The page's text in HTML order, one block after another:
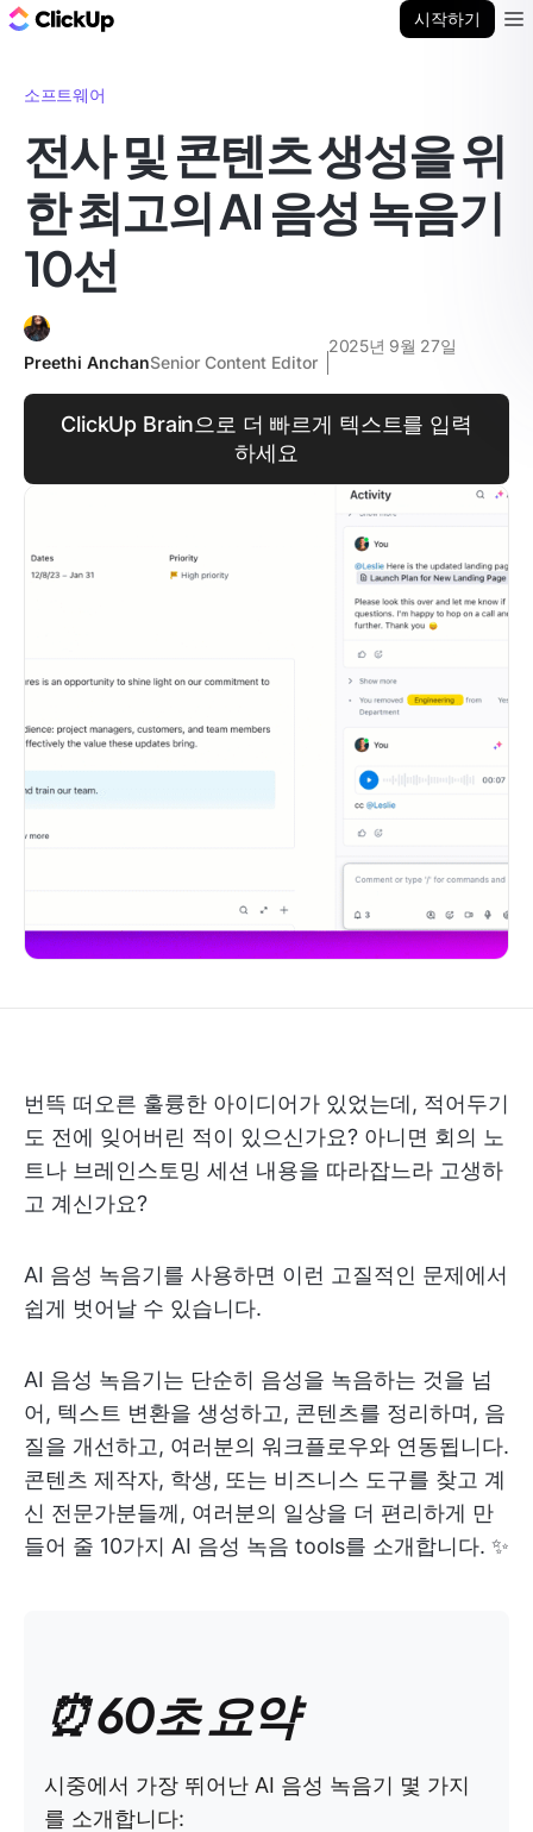
시작하기
소프트웨어
전사 및 콘텐츠 생성을 위
한 최고의 AI 음성 녹음기
10선
Preethi AnchanSenior Content Editor
2025년 9월 27일
ClickUp Brain으로 더 빠르게 텍스트를 입력
하세요
번뜩 떠오른 훌륭한 아이디어가 있었는데, 적어두기
도 전에 잊어버린 적이 있으신가요? 아니면 회의 노
트나 브레인스토밍 세션 내용을 따라잡느라 고생하
고 계신가요?
AI 음성 녹음기를 사용하면 이런 고질적인 문제에서
쉽게 벗어날 수 있습니다.
AI 음성 녹음기는 단순히 음성을 녹음하는 것을 넘
어, 텍스트 변환을 생성하고, 콘텐츠를 정리하며, 음
질을 개선하고, 여러분의 워크플로우와 연동됩니다.
콘텐츠 제작자, 학생, 또는 비즈니스 도구를 찾고 계
신 전문가분들께, 여러분의 일상을 더 편리하게 만
들어 줄 10가지 AI 음성 녹음 tools를 소개합니다. ✨
⏰ 60초 요약
시중에서 가장 뛰어난 AI 음성 녹음기 몇 가지
를 소개합니다: